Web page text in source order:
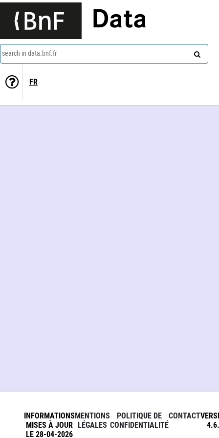
Data
search in data.bnf.fr
FR
INFORMATIONS
MISES À JOUR
LE 28-04-2026
MENTIONS
LÉGALES
POLITIQUE DE
CONFIDENTIALITÉ
CONTACT